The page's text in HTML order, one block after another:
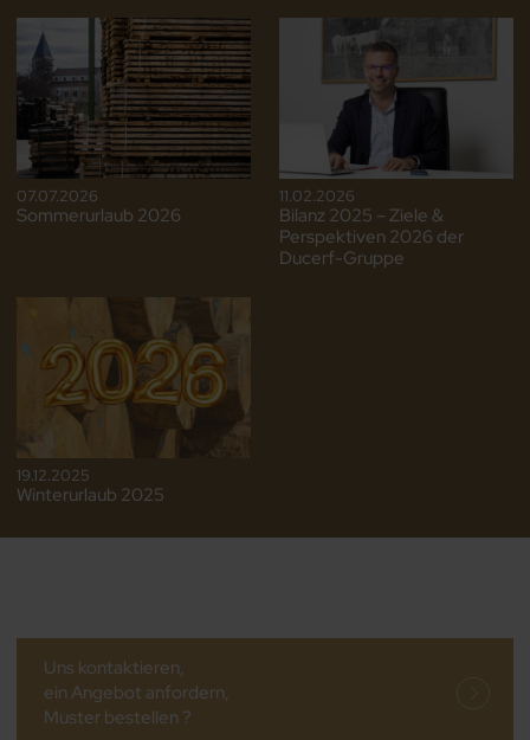
07.07.2026
Sommerurlaub 2026
11.02.2026
Bilanz 2025 – Ziele &
Perspektiven 2026 der
Ducerf-Gruppe
19.12.2025
Winterurlaub 2025
Uns kontaktieren,
ein Angebot anfordern,
Muster bestellen ?